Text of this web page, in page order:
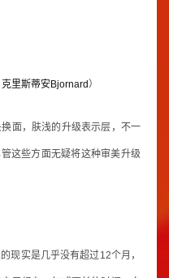
克里斯蒂安Bjornard）
面，肤浅的升级表示层，不一
这些方面无疑将这种审美升级
现实是几乎没有超过12个月，